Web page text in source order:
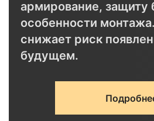
армирование, защиту
особенности
снижает риск
будущем.